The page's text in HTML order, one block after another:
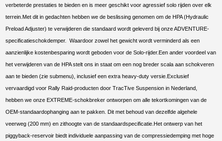
verbeterde prestaties te bieden en is meer geschikt voor agressief solo rijden over elk
terrein.Met dit in gedachten hebben we de beslissing genomen om de HPA (Hydraulic
Preload Adjuster) te verwijderen die standaard wordt geleverd bij onze ADVENTURE-
specificatieschokdemper. Waardoor zowel het gewicht wordt verminderd als een
aanzienlijke kostenbesparing wordt geboden voor de Solo-rijder.Een ander voordeel van
het verwijderen van de HPA stelt ons in staat om een ​​nog breder scala aan schokveren
aan te bieden (zie submenu), inclusief een extra heavy-duty versie.Exclusief
vervaardigd voor Rally Raid-producten door TracTive Suspension in Nederland,
hebben we onze EXTREME-schokbreker ontworpen om alle tekortkomingen van de
OEM-standaardophanging aan te pakken. Dit met behoud van dezelfde algehele
veerweg (200 mm) en zithoogte van de standaardspecificatie.Het ontwerp van het
piggyback-reservoir biedt individuele aanpassing van de compressiedemping met hoge